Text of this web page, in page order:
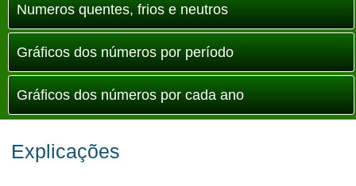
Numeros quentes, frios e neutros
Gráficos dos números por período
Gráficos dos números por cada ano
Explicações